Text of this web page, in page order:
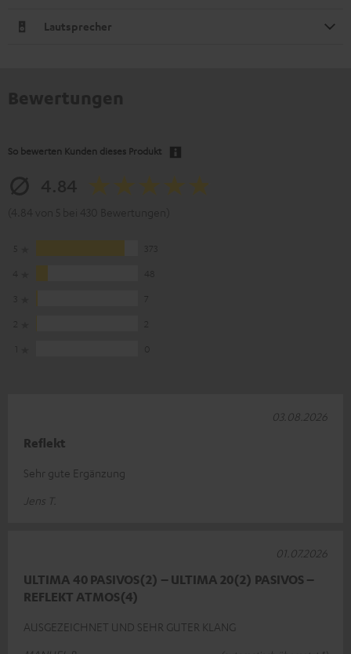
Lautsprecher
So bewerten Kunden dieses Produkt
Reflekt
Sehr gute Ergänzung
Jens T.
03.08.2026
ULTIMA 40 PASIVOS(2) – ULTIMA 20(2) PASIVOS –
REFLEKT ATMOS(4)
AUSGEZEICHNET UND SEHR GUTER KLANG
01.07.2026